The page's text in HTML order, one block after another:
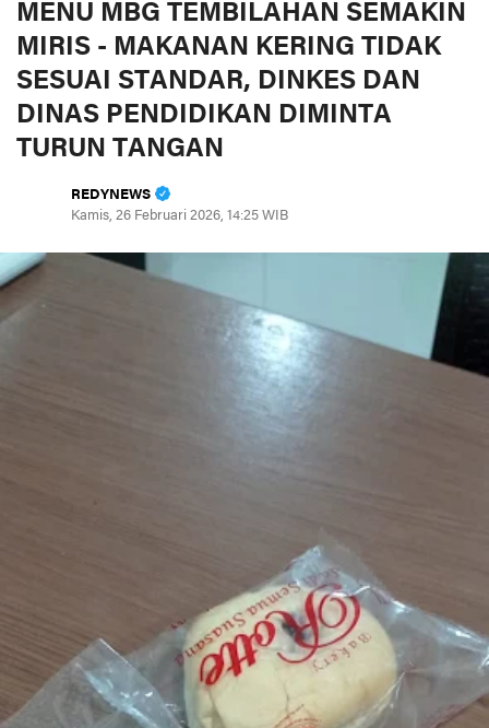
MENU MBG TEMBILAHAN SEMAKIN
MIRIS - MAKANAN KERING TIDAK
SESUAI STANDAR, DINKES DAN
DINAS PENDIDIKAN DIMINTA
TURUN TANGAN
REDYNEWS
Kamis, 26 Februari 2026, 14:25 WIB